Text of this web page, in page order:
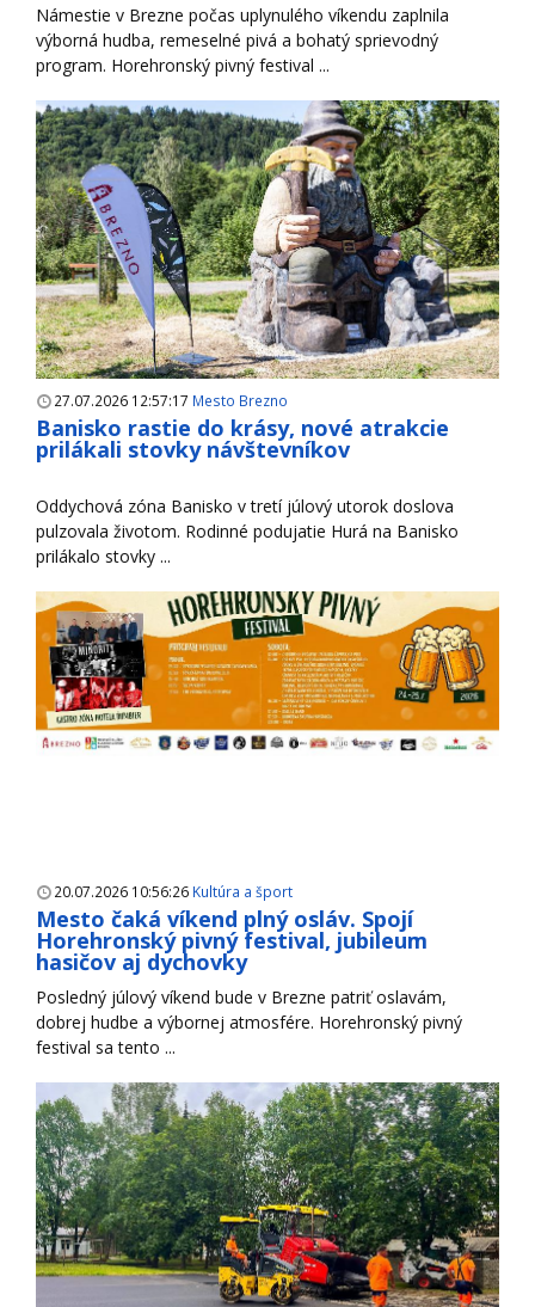
Námestie v Brezne počas uplynulého víkendu zaplnila
výborná hudba, remeselné pivá a bohatý sprievodný
program. Horehronský pivný festival ...
27.07.2026 12:57:17 Mesto Brezno
Banisko rastie do krásy, nové atrakcie
prilákali stovky návštevníkov
Oddychová zóna Banisko v tretí júlový utorok doslova
pulzovala životom. Rodinné podujatie Hurá na Banisko
prilákalo stovky ...
20.07.2026 10:56:26 Kultúra a šport
Mesto čaká víkend plný osláv. Spojí
Horehronský pivný festival, jubileum
hasičov aj dychovky
Posledný júlový víkend bude v Brezne patriť oslavám,
dobrej hudbe a výbornej atmosfére. Horehronský pivný
festival sa tento ...